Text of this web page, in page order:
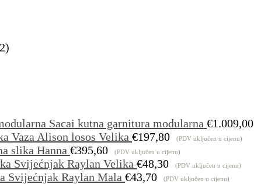
Sacai kutna garnitura modularna €1.009,00
Vaza Alison losos Velika €197,80 (PDV uključen u cijenu)
slika Hanna €395,60 (PDV uključen u cijenu)
Svijećnjak Raylan Velika €48,30 (PDV uključen u cijenu)
Svijećnjak Raylan Mala €43,70 (PDV uključen u cijenu)